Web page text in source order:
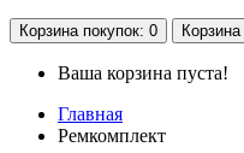
Корзинапокупок: 0 Корзина
Ваша корзина пуста!
Главная
Ремкомплект